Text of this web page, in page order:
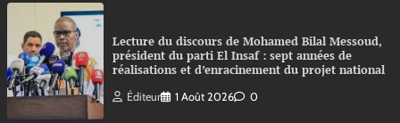
Lecture du discours de Mohamed Bilal Messoud,
président du parti El Insaf : sept années de
réalisations et d’enracinement du projet national
Éditeur 1 Août 2026 0